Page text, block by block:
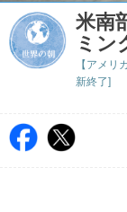
米南
ミン
【アメリ
新終了]